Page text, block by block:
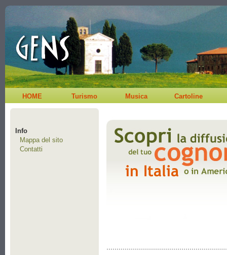
HOME Turismo Musica Cartoline
Info
Mappa del sito
Contatti